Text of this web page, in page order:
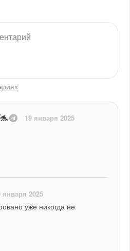
19 января 2025
января 2025
уже никогда не